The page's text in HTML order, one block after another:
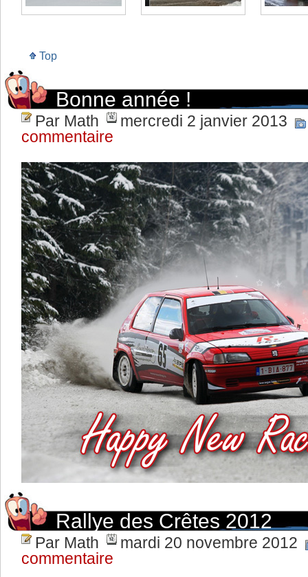
Top
Bonne année !
Par Math
mercredi 2 janvier 2013
commentaire
Rallye des Crêtes 2012
Par Math
mardi 20 novembre 2012
commentaire